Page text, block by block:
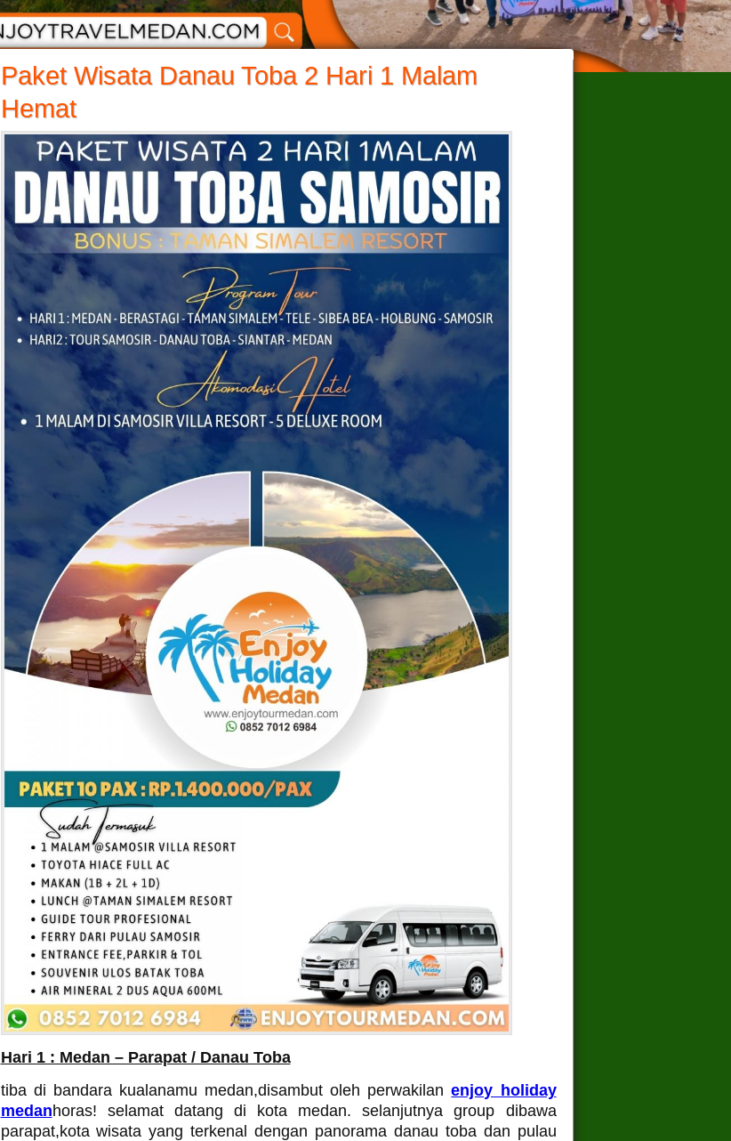
Paket Wisata Danau Toba 2 Hari 1 Malam
Hemat
Hari 1 : Medan – Parapat / Danau Toba
tiba di bandara kualanamu medan,disambut oleh perwakilanenjoy holiday
medanhoras! selamat datang di kota medan. selanjutnya group dibawa
parapat,kota wisata yang terkenal dengan panorama danau toba dan pulau